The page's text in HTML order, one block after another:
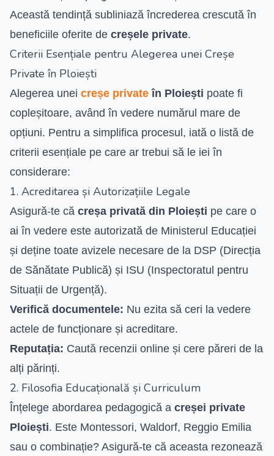
Această tendință subliniază încrederea crescută în
beneficiile oferite de creșele private.
Criterii Esențiale pentru Alegerea unei Creșe
Private în Ploiești
Alegerea unei creșe private în Ploiești poate fi
copleșitoare, având în vedere numărul mare de
opțiuni. Pentru a simplifica procesul, iată o listă de
criterii esențiale pe care ar trebui să le iei în
considerare:
1. Acreditarea și Autorizațiile Legale
Asigură-te că creșa privată din Ploiești pe care o
ai în vedere este autorizată de Ministerul Educației
și deține toate avizele necesare de la DSP (Direcția
de Sănătate Publică) și ISU (Inspectoratul pentru
Situații de Urgență).
Verifică documentele: Nu ezita să ceri la vedere
actele de funcționare și acreditare.
Reputația: Caută recenzii online și cere păreri de la
alți părinți.
2. Filosofia Educațională și Curriculum
Înțelege abordarea pedagogică a creșei private
Ploiești. Este Montessori, Waldorf, Reggio Emilia
sau o combinație? Asigură-te că aceasta rezonează